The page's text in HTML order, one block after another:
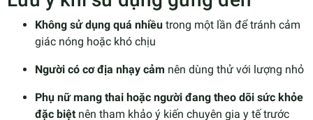
Không sử dụng quá nhiều trong một lần để tránh cảm
giác nóng hoặc khó chịu
Người có cơ địa nhạy cảm nên dùng thử với lượng nhỏ
Phụ nữ mang thai hoặc người đang theo dõi sức khỏe
đặc biệtnên tham khảo ý kiến chuyên gia y tế trước